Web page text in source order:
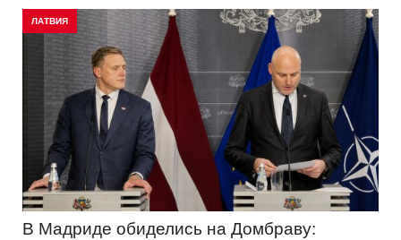
ЛАТВИЯ
В Мадриде обиделись на Домбраву: